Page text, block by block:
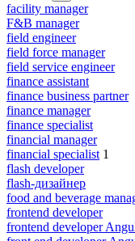
facility manager
F&B manager
field engineer
field force manager
field service engineer
finance assistant
finance business partner
finance manager
finance specialist
financial manager
financial specialist 1
flash developer
flash-дизайнер
food and beverage
frontend developer
frontend developer